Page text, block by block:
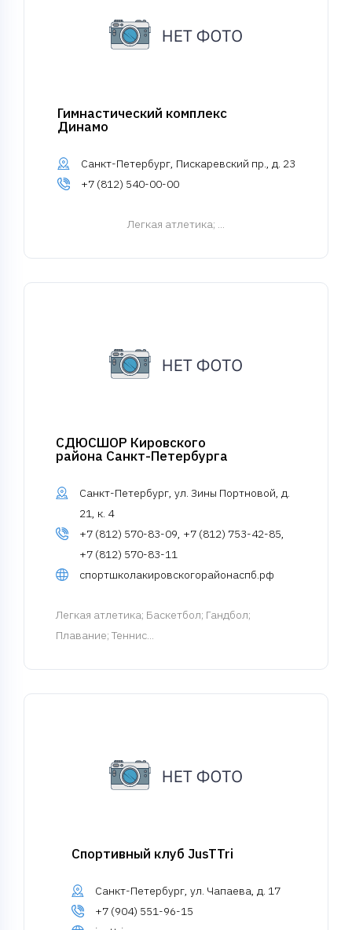
Гимнастический комплекс
Динамо
Санкт-Петербург, Пискаревский пр., д. 23
+7 (812) 540-00-00
Легкая атлетика; ...
СДЮСШОР Кировского
района Санкт-Петербурга
Санкт-Петербург, ул. Зины Портновой, д.
21, к. 4
+7 (812) 570-83-09, +7 (812) 753-42-85,
+7 (812) 570-83-11
спортшколакировскогорайонаспб.рф
Легкая атлетика; Баскетбол; Гандбол;
Плавание; Теннис...
Спортивный клуб JusTTri
Санкт-Петербург, ул. Чапаева, д. 17
+7 (904) 551-96-15